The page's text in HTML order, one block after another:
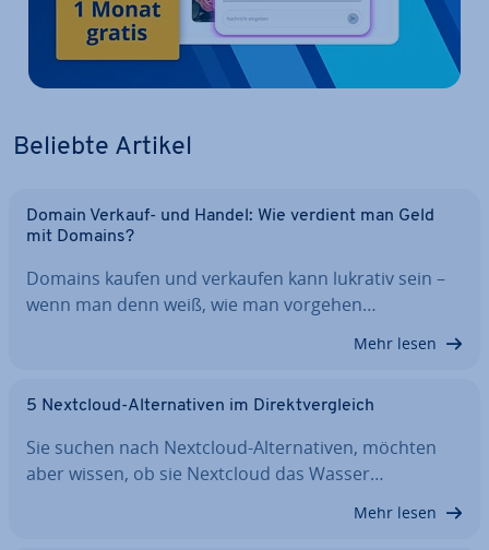
Beliebte Artikel
Domain Verkauf- und Handel: Wie verdient man Geld
mit Domains?
Domains kaufen und verkaufen kann lukrativ sein –
wenn man denn weiß, wie man vorgehen…
Mehr lesen
5 Nextcloud-Al­ter­na­ti­ven im Di­rekt­ver­gleich
Sie suchen nach Nextcloud-Al­ter­na­ti­ven, möchten
aber wissen, ob sie Nextcloud das Wasser…
Mehr lesen